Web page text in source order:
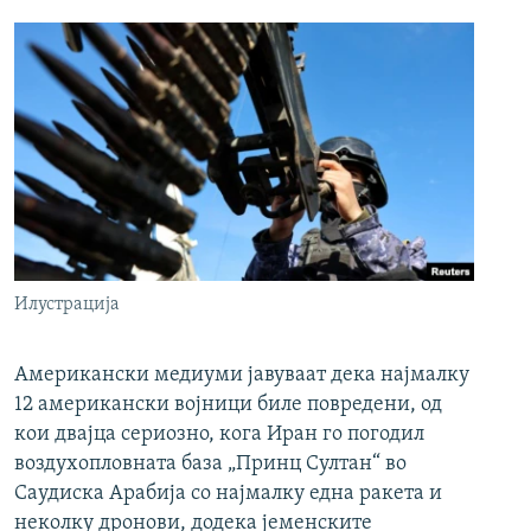
Илустрација
Американски медиуми јавуваат дека најмалку
12 американски војници биле повредени, од
кои двајца сериозно, кога Иран го погодил
воздухопловната база „Принц Султан“ во
Саудиска Арабија со најмалку една ракета и
неколку дронови, додека јеменските